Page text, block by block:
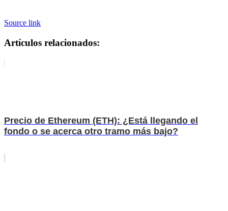
Source link
Artículos relacionados:
Precio de Ethereum (ETH): ¿Está llegando el
fondo o se acerca otro tramo más bajo?